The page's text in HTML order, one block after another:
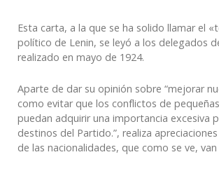
Esta carta, a la que se ha solido llamar el
político de Lenin, se leyó a los delegados
realizado en mayo de 1924.
Aparte de dar su opinión sobre “mejorar
como evitar que los conflictos de
puedan adquirir una importancia excesiva
destinos del Partido.”, realiza
de las nacionalidades, que como se ve, van